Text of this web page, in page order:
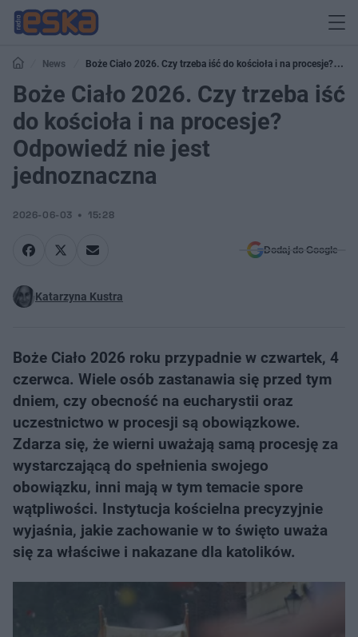
News
Boże Ciało 2026. Czy trzeba iść do kościoła i na procesje?
Odpowiedź nie jest jednoznaczna
Boże Ciało 2026. Czy trzeba iść
do kościoła i na procesje?
Odpowiedź nie jest
jednoznaczna
2026-06-03 15:28
Dodaj do Google
Katarzyna Kustra
Boże Ciało 2026 roku przypadnie w czwartek, 4
czerwca. Wiele osób zastanawia się przed tym
dniem, czy obecność na eucharystii oraz
uczestnictwo w procesji są obowiązkowe.
Zdarza się, że wierni uważają samą procesję za
wystarczającą do spełnienia swojego
obowiązku, inni mają w tym temacie spore
wątpliwości. Instytucja kościelna precyzyjnie
wyjaśnia, jakie zachowanie w to święto uważa
się za właściwe i nakazane dla katolików.